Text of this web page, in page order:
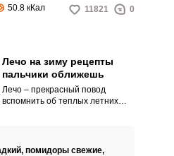
50.8 кКал 11821 0
Лечо на зиму рецепты
пальчики оближешь
Лечо – прекрасный повод
вспомнить об теплых летних
начинающим кулинарам.
помидоры свежие,